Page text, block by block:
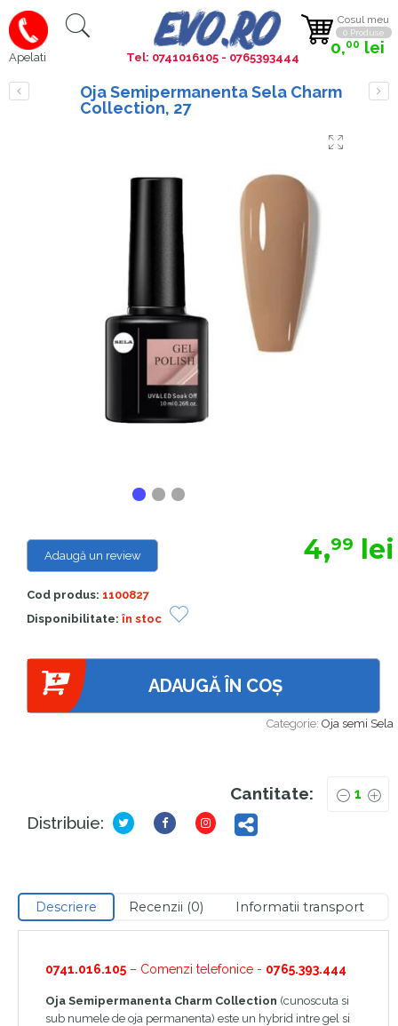
Apelati
Cosul meu
0 Produse
0,00 lei
Tel: 0741016105 - 0765393444
Oja Semipermanenta Sela Charm
Collection, 27
Categorie: Oja semi Sela
Adaugă un review
Cod produs: 1100827
Disponibilitate: în stoc
4,99 lei
ADAUGĂ ÎN COȘ
Cantitate:
Distribuie:
Descriere Recenzii (0) Informatii transport
0741.016.105 – Comenzi telefonice - 0765.393.444
Oja Semipermanenta Charm Collection (cunoscuta si
sub numele de oja permanenta) este un hybrid intre gel si